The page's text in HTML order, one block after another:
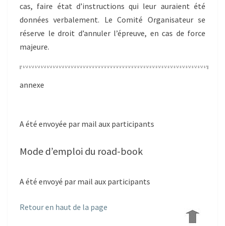
cas, faire état d’instructions qui leur auraient été
données verbalement. Le Comité Organisateur se
réserve le droit d’annuler l’épreuve, en cas de force
majeure.
annexe
A été envoyée par mail aux participants
Mode d’emploi du road-book
A été envoyé par mail aux participants
Retour en haut de la page